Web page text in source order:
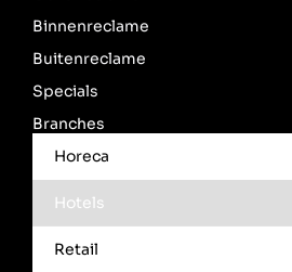
Binnenreclame
Buitenreclame
Specials
Branches
Horeca
Hotels
Retail